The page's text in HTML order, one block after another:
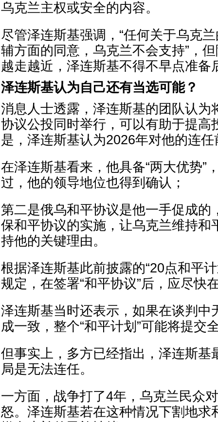
乌克兰主权或安全的内容。
尽管泽连斯基强调，“任何关于乌克
辅方面的同意，乌克兰不会支持”，
越走越近，泽连斯基不得不早点准备
泽连斯基认为自己还有当选可能？
消息人士透露，泽连斯基的团队认为
协议公投同时举行，可以有助于提高
是，泽连斯基认为2026年对他的连
在泽连斯基看来，他具备“两大优势”
过，他的领导地位也得到确认；
第二是俄乌和平协议是他一手促成的
保和平协议的实施，让乌克兰维持和
持他的关键理由。
根据泽连斯基此前披露的“20点和平
规定，在签署“和平协议”后，应尽快
泽连斯基当时还表示，如果在谈判中
成一致，整个“和平计划”可能将提交
但事实上，多方已经指出，泽连斯基
局是无法连任。
一方面，战争打了4年，乌克兰民众
怒。泽连斯基若在这种情况下割地求